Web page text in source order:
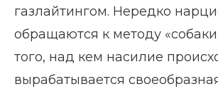
газлайтингом. Нередко
обращаются к методу
того, над кем насилие
вырабатывается